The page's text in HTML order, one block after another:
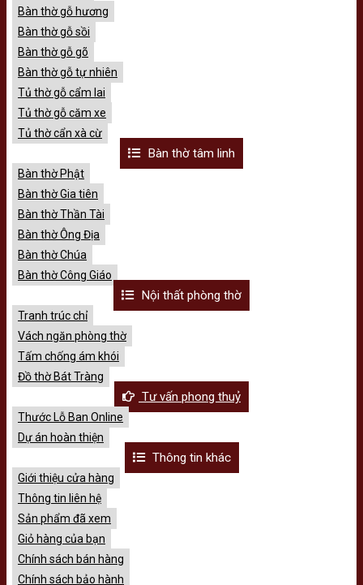
Bàn thờ gỗ hương
Bàn thờ gỗ sồi
Bàn thờ gỗ gõ
Bàn thờ gỗ tự nhiên
Tủ thờ gỗ cẩm lai
Tủ thờ gỗ căm xe
Tủ thờ cẩn xà cừ
Bàn thờ tâm linh
Bàn thờ Phật
Bàn thờ Gia tiên
Bàn thờ Thần Tài
Bàn thờ Ông Địa
Bàn thờ Chúa
Bàn thờ Công Giáo
Nội thất phòng thờ
Tranh trúc chỉ
Vách ngăn phòng thờ
Tấm chống ám khói
Đồ thờ Bát Tràng
Tư vấn phong thuỷ
Thước Lỗ Ban Online
Dự án hoàn thiện
Thông tin khác
Giới thiệu cửa hàng
Thông tin liên hệ
Sản phẩm đã xem
Giỏ hàng của bạn
Chính sách bán hàng
Chính sách bảo hành